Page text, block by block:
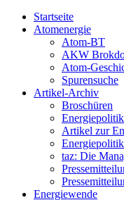
Startseite
Atomenergie
Atom-BT
AKW
Atom-
Spurensuche
Artikel-Archiv
Broschüren
Artikel zur
taz: Die
Energiewende